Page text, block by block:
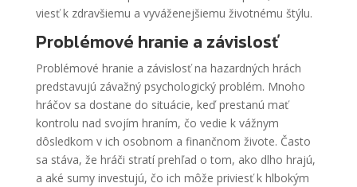
viesť k zdravšiemu a vyváženejšiemu životnému štýlu.
Problémové hranie a závislosť
Problémové hranie a závislosť na hazardných hrách
predstavujú závažný psychologický problém. Mnoho
hráčov sa dostane do situácie, keď prestanú mať
kontrolu nad svojím hraním, čo vedie k vážnym
dôsledkom v ich osobnom a finančnom živote. Často
sa stáva, že hráči stratí prehľad o tom, ako dlho hrajú,
a aké sumy investujú, čo ich môže priviesť k hlbokým